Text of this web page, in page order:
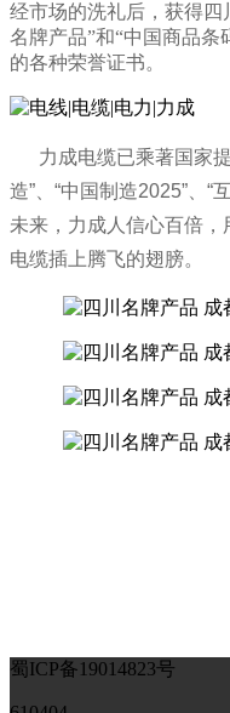
经市场的洗礼后，获得四
名牌产品”和“中国商品条
的各种荣誉证书。
力成电缆已乘著国家提
造”、“中国制造2025”、“
未来，力成人信心百倍
电缆插上腾飞的翅膀。
蜀ICP备19014823号